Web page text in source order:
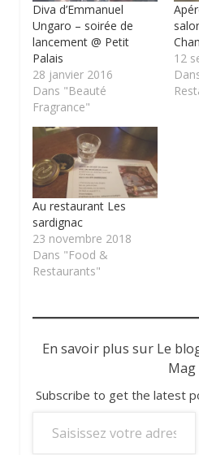
Diva d’Emmanuel
Ungaro – soirée de
lancement @ Petit
Palais
28 janvier 2016
Dans "Beauté
Fragrance"
12
Au restaurant Les
sardignac
23 novembre 2018
Dans "Food &
Restaurants"
En savoir plus sur Le
Mag
Subscribe to get the latest